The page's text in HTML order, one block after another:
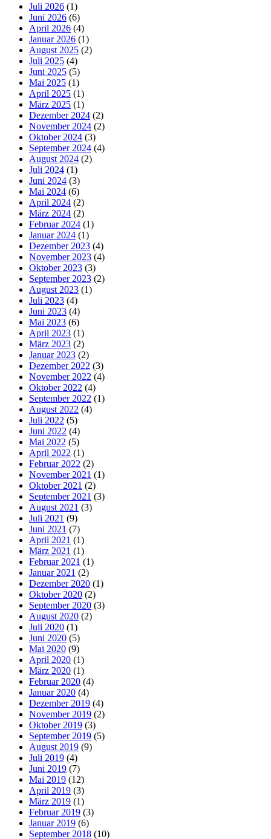
Juli 2026 (1)
Juni 2026 (6)
April 2026 (4)
Januar 2026 (1)
August 2025 (2)
Juli 2025 (4)
Juni 2025 (5)
Mai 2025 (1)
April 2025 (1)
März 2025 (1)
Dezember 2024 (2)
November 2024 (2)
Oktober 2024 (3)
September 2024 (4)
August 2024 (2)
Juli 2024 (1)
Juni 2024 (3)
Mai 2024 (6)
April 2024 (2)
März 2024 (2)
Februar 2024 (1)
Januar 2024 (1)
Dezember 2023 (4)
November 2023 (4)
Oktober 2023 (3)
September 2023 (2)
August 2023 (1)
Juli 2023 (4)
Juni 2023 (4)
Mai 2023 (6)
April 2023 (1)
März 2023 (2)
Januar 2023 (2)
Dezember 2022 (3)
November 2022 (4)
Oktober 2022 (4)
September 2022 (1)
August 2022 (4)
Juli 2022 (5)
Juni 2022 (4)
Mai 2022 (5)
April 2022 (1)
Februar 2022 (2)
November 2021 (1)
Oktober 2021 (2)
September 2021 (3)
August 2021 (3)
Juli 2021 (9)
Juni 2021 (7)
April 2021 (1)
März 2021 (1)
Februar 2021 (1)
Januar 2021 (2)
Dezember 2020 (1)
Oktober 2020 (2)
September 2020 (3)
August 2020 (2)
Juli 2020 (1)
Juni 2020 (5)
Mai 2020 (9)
April 2020 (1)
März 2020 (1)
Februar 2020 (4)
Januar 2020 (4)
Dezember 2019 (4)
November 2019 (2)
Oktober 2019 (3)
September 2019 (5)
August 2019 (9)
Juli 2019 (4)
Juni 2019 (7)
Mai 2019 (12)
April 2019 (3)
März 2019 (1)
Februar 2019 (3)
Januar 2019 (6)
September 2018 (10)